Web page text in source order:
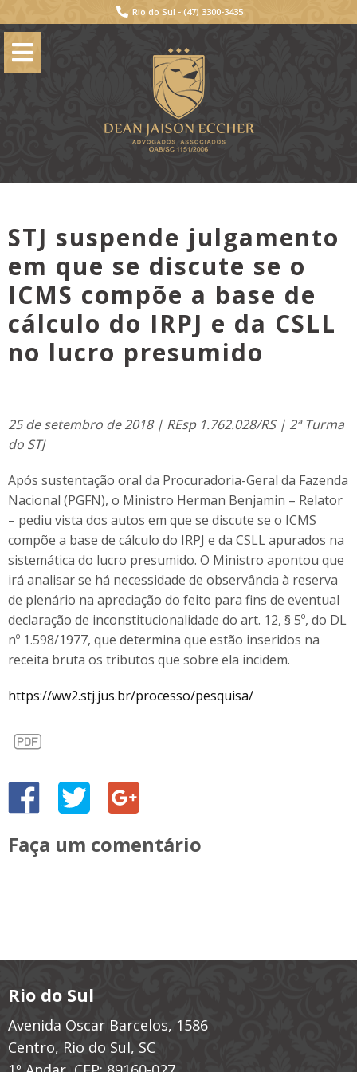
Rio do Sul - (47) 3300-3435
STJ suspende julgamento
em que se discute se o
ICMS compõe a base de
cálculo do IRPJ e da CSLL
no lucro presumido
25 de setembro de 2018 | REsp 1.762.028/RS | 2ª Turma
do STJ
Após sustentação oral da Procuradoria-Geral da Fazenda
Nacional (PGFN), o Ministro Herman Benjamin – Relator
– pediu vista dos autos em que se discute se o ICMS
compõe a base de cálculo do IRPJ e da CSLL apurados na
sistemática do lucro presumido. O Ministro apontou que
irá analisar se há necessidade de observância à reserva
de plenário na apreciação do feito para fins de eventual
declaração de inconstitucionalidade do art. 12, § 5º, do DL
nº 1.598/1977, que determina que estão inseridos na
receita bruta os tributos que sobre ela incidem.
https://ww2.stj.jus.br/processo/pesquisa/
Faça um comentário
Rio do Sul
Avenida Oscar Barcelos, 1586
Centro, Rio do Sul, SC